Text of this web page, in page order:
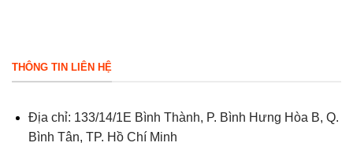
THÔNG TIN LIÊN HỆ
Địa chỉ: 133/14/1E Bình Thành, P. Bình Hưng Hòa B, Q.
Bình Tân, TP. Hồ Chí Minh